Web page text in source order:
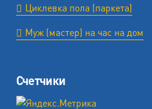
Циклевка пола (паркета)
Муж (мастер) на час на дом
Счетчики